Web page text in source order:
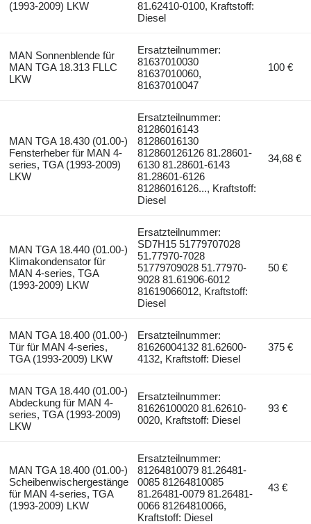
(1993-2009) LKW
81.62410-0100, Kraftstoff:
Diesel
MAN Sonnenblende für
MAN TGA 18.313 FLLC
LKW
Ersatzteilnummer:
81637010030
81637010060,
81637010047
100 €
MAN TGA 18.430 (01.00-)
Fensterheber für MAN 4-
series, TGA (1993-2009)
LKW
Ersatzteilnummer:
81286016143
81286016130
812860126126 81.28601-
6130 81.28601-6143
81.28601-6126
81286016126..., Kraftstoff:
Diesel
34,68 €
MAN TGA 18.440 (01.00-)
Klimakondensator für
MAN 4-series, TGA
(1993-2009) LKW
Ersatzteilnummer:
SD7H15 51779707028
51.77970-7028
51779709028 51.77970-
9028 81.61906-6012
81619066012, Kraftstoff:
Diesel
50 €
MAN TGA 18.400 (01.00-)
Tür für MAN 4-series,
TGA (1993-2009) LKW
Ersatzteilnummer:
81626004132 81.62600-
4132, Kraftstoff: Diesel
375 €
MAN TGA 18.440 (01.00-)
Abdeckung für MAN 4-
series, TGA (1993-2009)
LKW
Ersatzteilnummer:
81626100020 81.62610-
0020, Kraftstoff: Diesel
93 €
MAN TGA 18.400 (01.00-)
Scheibenwischergestänge
für MAN 4-series, TGA
(1993-2009) LKW
Ersatzteilnummer:
81264810079 81.26481-
0085 81264810085
81.26481-0079 81.26481-
0066 81264810066,
Kraftstoff: Diesel
43 €